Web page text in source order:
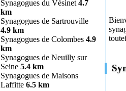
Synagogues du Vésinet 4.7
km
Synagogues de Sartrouville
4.9 km
Synagogues de Colombes 4.9
km
Synagogues de Neuilly sur
Seine 5.4 km
Synagogues de Maisons
Laffitte 6.5 km